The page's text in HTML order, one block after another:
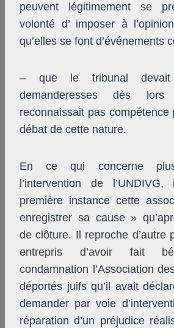
peuvent légitimement se
volonté d’ imposer à
qu’elles se font d’événements
– que le tribunal devait
demanderesses dès
reconnaissait pas compétence
débat de cette nature.
En ce qui concerne plus
l’intervention de
première instance cette
enregistrer sa cause »
de clôture. Il reproche d’autre
entrepris d’avoir fait
condamnation l’Association
déportés juifs qu’il avait
demander par voie
réparation d’un préjudice